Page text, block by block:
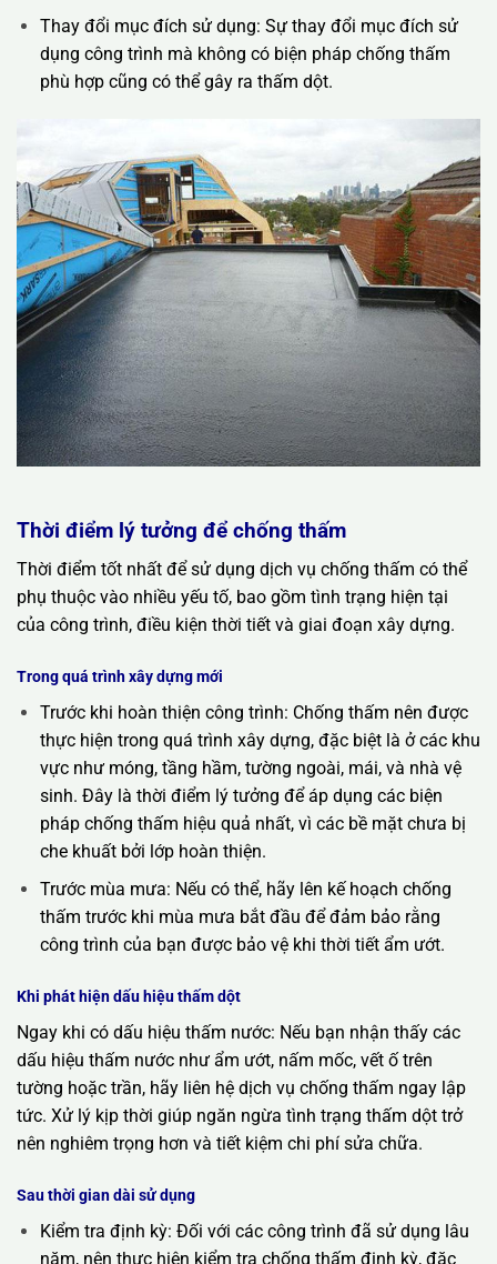
Thay đổi mục đích sử dụng: Sự thay đổi mục đích sử
dụng công trình mà không có biện pháp chống thấm
phù hợp cũng có thể gây ra thấm dột.
Thời điểm lý tưởng để chống thấm
Thời điểm tốt nhất để sử dụng dịch vụ chống thấm có thể
phụ thuộc vào nhiều yếu tố, bao gồm tình trạng hiện tại
của công trình, điều kiện thời tiết và giai đoạn xây dựng.
Trong quá trình xây dựng mới
Trước khi hoàn thiện công trình: Chống thấm nên được
thực hiện trong quá trình xây dựng, đặc biệt là ở các khu
vực như móng, tầng hầm, tường ngoài, mái, và nhà vệ
sinh. Đây là thời điểm lý tưởng để áp dụng các biện
pháp chống thấm hiệu quả nhất, vì các bề mặt chưa bị
che khuất bởi lớp hoàn thiện.
Trước mùa mưa: Nếu có thể, hãy lên kế hoạch chống
thấm trước khi mùa mưa bắt đầu để đảm bảo rằng
công trình của bạn được bảo vệ khi thời tiết ẩm ướt.
Khi phát hiện dấu hiệu thấm dột
Ngay khi có dấu hiệu thấm nước: Nếu bạn nhận thấy các
dấu hiệu thấm nước như ẩm ướt, nấm mốc, vết ố trên
tường hoặc trần, hãy liên hệ dịch vụ chống thấm ngay lập
tức. Xử lý kịp thời giúp ngăn ngừa tình trạng thấm dột trở
nên nghiêm trọng hơn và tiết kiệm chi phí sửa chữa.
Sau thời gian dài sử dụng
Kiểm tra định kỳ: Đối với các công trình đã sử dụng lâu
năm, nên thực hiện kiểm tra chống thấm định kỳ, đặc